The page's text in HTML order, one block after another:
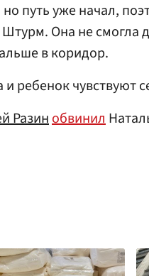
путь уже начал,
Она не смогла
в коридор.
и ребенок чувствуют
Разинобвинил